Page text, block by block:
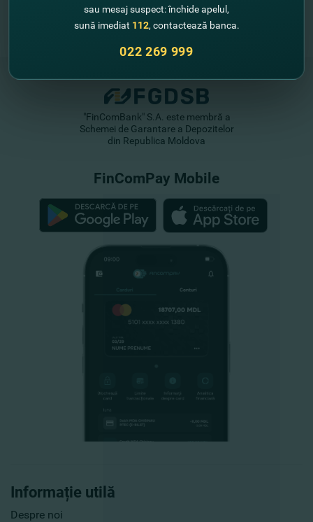
Informație utilă
Despre noi
"FinComBank" S.A. este membră a
Schemei de Garantare a Depozitelor
din Republica Moldova
FinComPay Mobile
sau mesaj suspect: închide apelul,
sună imediat 112, contactează banca.
022 269 999